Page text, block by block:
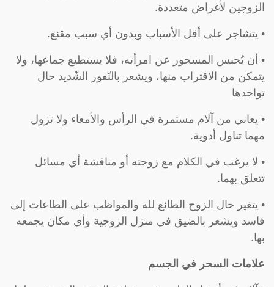
الزوجين لأغراض متعددة.
• يتشاجر على أقل الأسباب وبدون أي سبب مقنع.
• أن يُحبس المسحور عن امرأته، فلا يستطيع جماعها، ولا
يتمكن من الاقتراب منها، ويشعر بالنّفور الشّديد حال
تواجدها
• يعاني من آلام مستمرة في الرأس والأمعاء ولا تزول
مهما تناول أدوية.
• لا يرغب في الكلام مع زوجته أو مناقشة أي مسائل
تتعلق بهما.
• يتغير حال الزوج الطائع لله والمواظب على الطاعات إلى
فاسد ويشعر بالضيق في منزل الزوجية وأي مكان يجمعه
بها.
علامات السحر في الجسم